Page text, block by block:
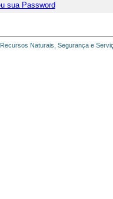
sua Password
Naturais, Segurança e